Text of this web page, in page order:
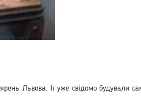
Львова. Її уже свідомо будували